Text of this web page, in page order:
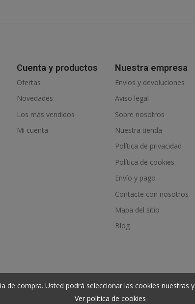
Cuenta y productos
Ofertas
Novedades
Los más vendidos
Mi cuenta
Nuestra empresa
Envíos y devoluciones
Aviso legal
Sobre nosotros
Nuestra tienda
Política de privacidad
Política de cookies
Envío y pago
Contacte con nosotros
Mapa del sitio
Blog
de compra. Usted podrá seleccionar las cookies nuestras
Ver política de cookies